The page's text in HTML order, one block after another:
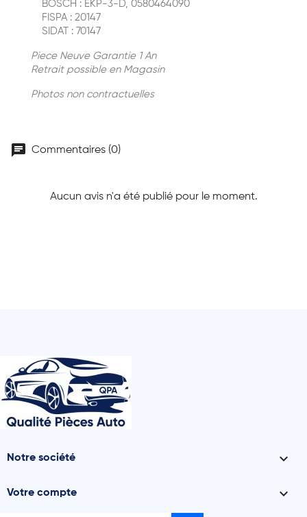
BOSCH : EKP-3-D, 0580464090
FISPA : 20147
SIDAT : 70147
Piece Neuve Garantie 1 An
Retrait possible en Magasin
Photos non contractuelles
chat Commentaires (0)
Aucun avis n'a été publié pour le moment.
Notre société 
Votre compte 